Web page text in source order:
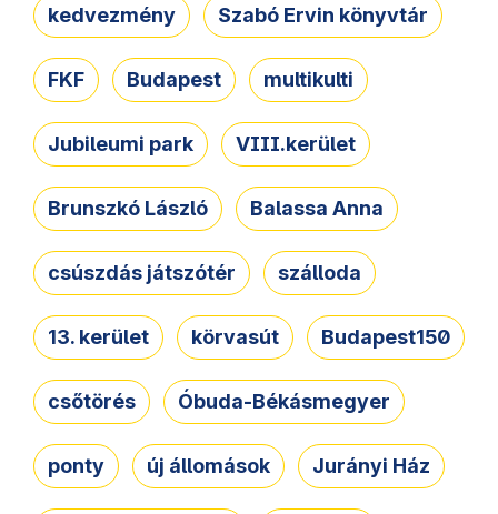
kedvezmény Szabó Ervin könyvtár
FKF Budapest multikulti
Jubileumi park VIII.kerület
Brunszkó László Balassa Anna
csúszdás játszótér szálloda
13. kerület körvasút Budapest150
csőtörés Óbuda-Békásmegyer
ponty új állomások Jurányi Ház